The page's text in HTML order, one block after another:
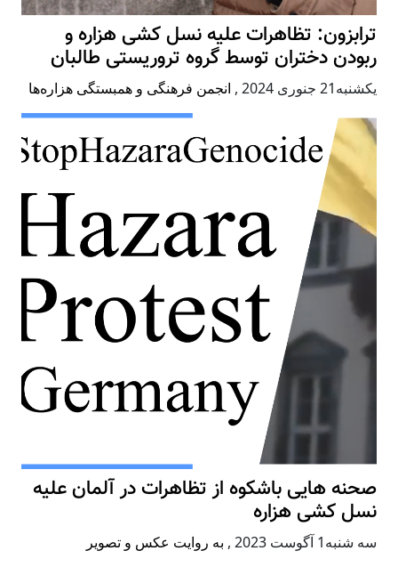
ترابزون: تظاهرات علیه نسل کشی هزاره و
ربودن دختران توسط گروه تروریستی طالبان
يكشنبه21 جنوری 2024 , انجمن فرهنگی و همبستگی هزاره‌ها
صحنه هایی باشکوه از تظاهرات در آلمان علیه
نسل کشی هزاره
سه شنبه1 آگوست 2023 , به روایت عکس و تصویر